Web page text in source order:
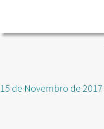
Publicado
15 de Novembro de 2017